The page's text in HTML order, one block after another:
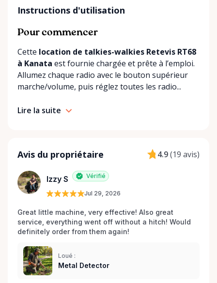
Instructions d'utilisation
Pour commencer
Cette location de talkies-walkies Retevis RT68
à Kanata est fournie chargée et prête à l’emploi.
Allumez chaque radio avec le bouton supérieur
marche/volume, puis réglez toutes les radio...
Lire la suite
Avis du propriétaire 4.9(19 avis)
Izzy S Vérifié
Jul 29, 2026
Great little machine, very effective! Also great
service, everything went off without a hitch! Would
definitely order from them again!
Loué :
Metal Detector